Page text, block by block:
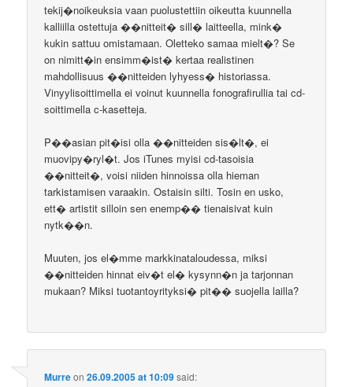
tekij�noikeuksia vaan puolustettiin oikeutta kuunnella
kalliilla ostettuja ��nitteit� sill� laitteella, mink�
kukin sattuu omistamaan. Oletteko samaa mielt�? Se
on nimitt�in ensimm�ist� kertaa realistinen
mahdollisuus ��nitteiden lyhyess� historiassa.
Vinyylisoittimella ei voinut kuunnella fonografirullia tai cd-
soittimella c-kasetteja.
P��asian pit�isi olla ��nitteiden sis�lt�, ei
muovipy�ryl�t. Jos iTunes myisi cd-tasoisia
��nitteit�, voisi niiden hinnoissa olla hieman
tarkistamisen varaakin. Ostaisin silti. Tosin en usko,
ett� artistit silloin sen enemp�� tienaisivat kuin
nytk��n.
Muuten, jos el�mme markkinataloudessa, miksi
��nitteiden hinnat eiv�t el� kysynn�n ja tarjonnan
mukaan? Miksi tuotantoyrityksi� pit�� suojella lailla?
Murreon26.09.2005 at 10:09said: